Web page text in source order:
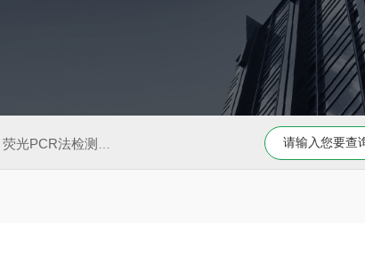
法检测试剂盒 Capan-1 细胞专用培养基